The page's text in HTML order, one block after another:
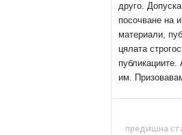
друго.
посочване на
материали,
цялата
публикациите.
им.
предишна